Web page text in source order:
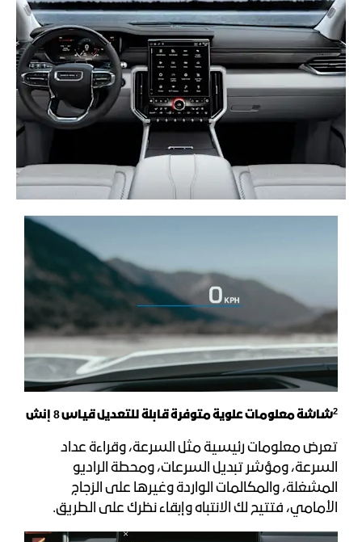
2شاشة معلومات علوية متوفرة قابلة للتعديل قياس 8 إنش
تعرض معلومات رئيسية مثل السرعة، وقراءة عداد
السرعة، ومؤشر تبديل السرعات، ومحطة الراديو
المشغلة، والمكالمات الواردة وغيرها على الزجاج
الأمامي، فتتيح لك الانتباه وإبقاء نظرك على الطريق.